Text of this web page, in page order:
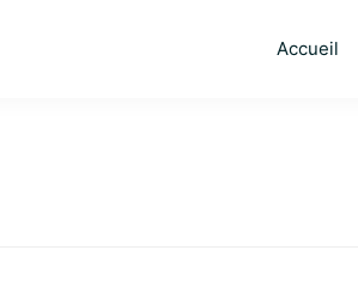
Accueil